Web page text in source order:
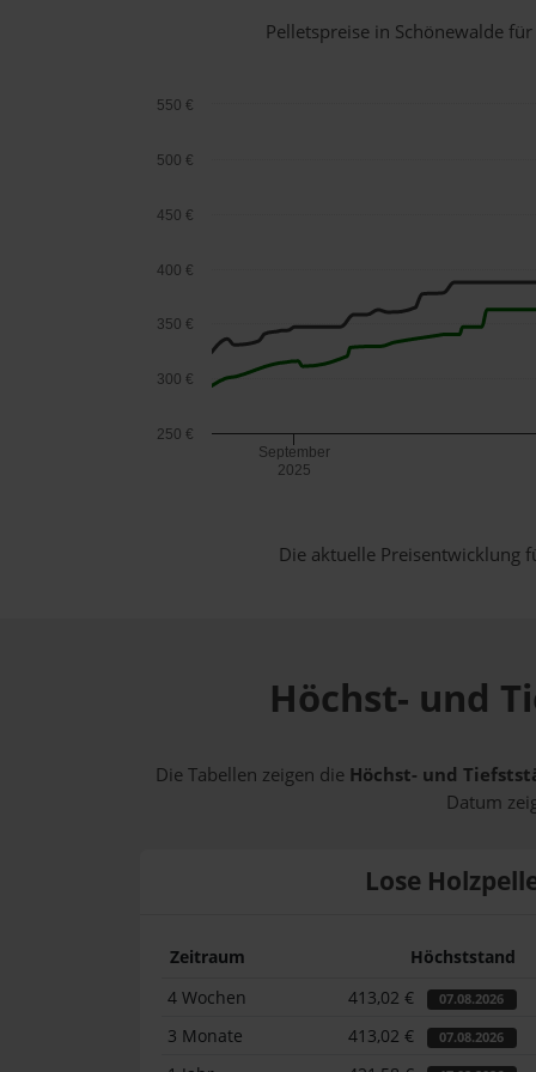
Pelletspreise in Schönewalde
September
2025
250 €
300 €
350 €
400 €
450 €
500 €
550 €
Die aktuelle Preisentwicklung
Höchst- und
Die Tabellen zeigen die Höchst- und
Datum
Lose
Zeitraum Höchststand
4 Wochen
413,02 € 07.08.2026
3 Monate 413,02 € 07.08.2026